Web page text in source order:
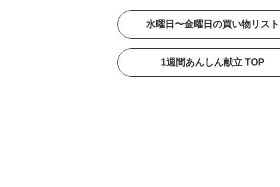
水曜日〜金曜日の買い物リスト
1週間あんしん献立 TOP